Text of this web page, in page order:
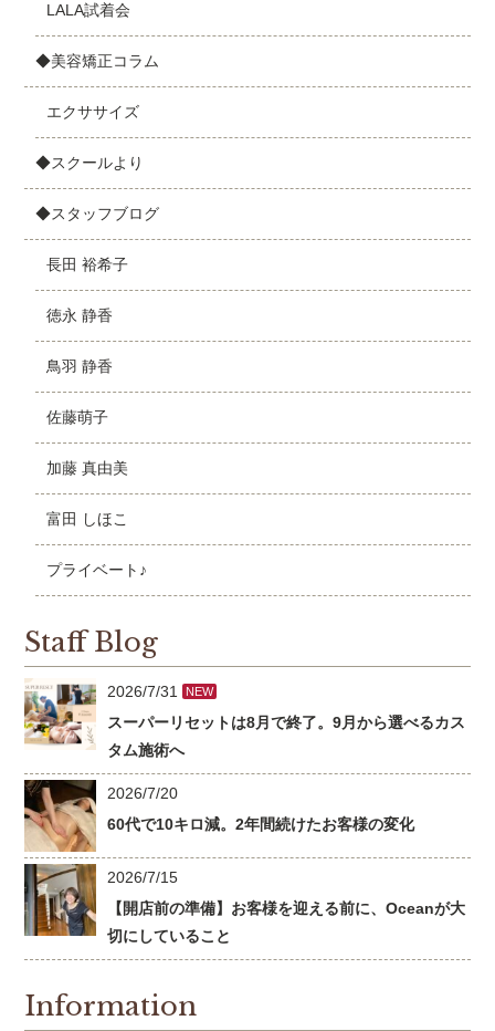
LALA試着会
◆美容矯正コラム
エクササイズ
◆スクールより
◆スタッフブログ
長田 裕希子
徳永 静香
鳥羽 静香
佐藤萌子
加藤 真由美
富田 しほこ
プライベート♪
Staff Blog
2026/7/31 NEW
スーパーリセットは8月で終了。9月から選べるカス
タム施術へ
2026/7/20
60代で10キロ減。2年間続けたお客様の変化
2026/7/15
【開店前の準備】お客様を迎える前に、Oceanが大
切にしていること
Information